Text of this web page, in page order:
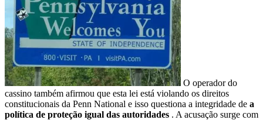
O operador do
cassino também afirmou que esta lei está violando os direitos
constitucionais da Penn National e isso questiona a integridade de a
política de proteção igual das autoridades . A acusação surge com